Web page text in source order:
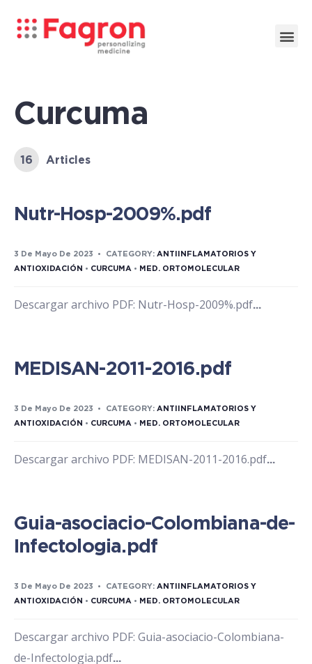
Curcuma
16 Articles
Nutr-Hosp-2009%.pdf
3 De Mayo De 2023 • CATEGORY: ANTIINFLAMATORIOS Y
ANTIOXIDACIÓN • CURCUMA • MED. ORTOMOLECULAR
Descargar archivo PDF: Nutr-Hosp-2009%.pdf...
MEDISAN-2011-2016.pdf
3 De Mayo De 2023 • CATEGORY: ANTIINFLAMATORIOS Y
ANTIOXIDACIÓN • CURCUMA • MED. ORTOMOLECULAR
Descargar archivo PDF: MEDISAN-2011-2016.pdf...
Guia-asociacio-Colombiana-de-
Infectologia.pdf
3 De Mayo De 2023 • CATEGORY: ANTIINFLAMATORIOS Y
ANTIOXIDACIÓN • CURCUMA • MED. ORTOMOLECULAR
Descargar archivo PDF: Guia-asociacio-Colombiana-
de-Infectologia.pdf...